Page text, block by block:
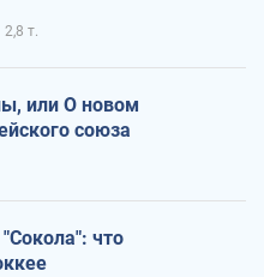
2,8 т.
или О новом
союза
что